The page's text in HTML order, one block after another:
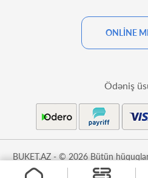
ONLİNE
BUKET.AZ - © 2026 Bütün
Ödəniş